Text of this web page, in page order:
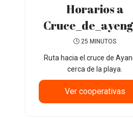
Horarios a
25 MINUTOS
Ruta hacia el cruce de
cerca de la playa.
Ver cooperativas